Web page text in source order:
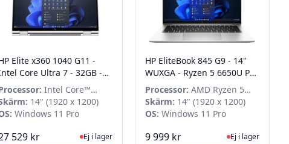
för senaste status
Elite x360 1040 G11 -
Core Ultra 7 - 32GB -
SSD - LTE 5G - Win 11
Intel Core™
7 155H
14" (1920 x 1200)
Windows 11 Pro
529 kr Ej i lager, besök produktsidan för senaste status
Ej i lager
HP EliteBook 845 G9 - 14"
WUXGA - Ryzen 5 6650U Pro
- 16GB - 512GB SSD - Win 11
Pro
Processor: AMD Ryzen 5
6650U Pro
Skärm: 14" (1920 x 1200)
OS: Windows 11 Pro
9 999 kr Ej i lager, besök
Ej i lager